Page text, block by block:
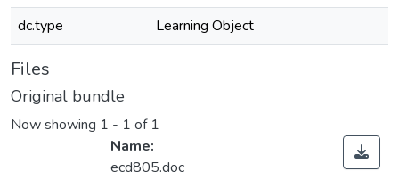
dc.type
Learning Object
Files
Original bundle
Now showing 1 - 1 of 1
Name:
ecd805.doc